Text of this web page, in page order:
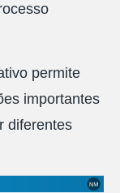
permite
importantes
diferentes